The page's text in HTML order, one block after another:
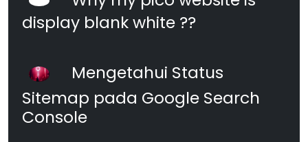
display blank white ??
Mengetahui Status
Sitemap pada Google Search
Console